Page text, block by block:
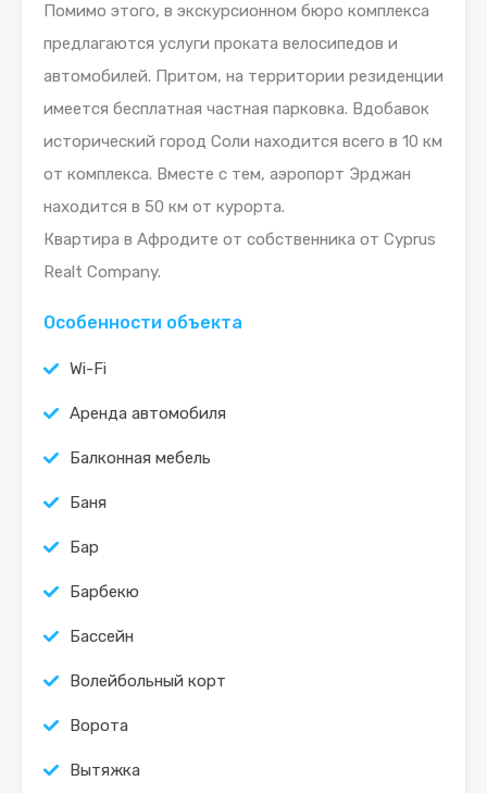
Помимо этого, в экскурсионном бюро комплекса
предлагаются услуги проката велосипедов и
автомобилей. Притом, на территории резиденции
имеется бесплатная частная парковка. Вдобавок
исторический город Соли находится всего в 10 км
от комплекса. Вместе с тем, аэропорт Эрджан
находится в 50 км от курорта.
Квартира в Афродите от собственника от Cyprus
Realt Company.
Особенности объекта
Wi-Fi
Аренда автомобиля
Балконная мебель
Баня
Бар
Барбекю
Бассейн
Волейбольный корт
Ворота
Вытяжка